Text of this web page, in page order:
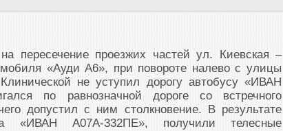
пересечение проезжих частей ул. Киевская –
«Ауди А6», при повороте налево с улицы
не уступил дорогу автобусу «ИВАН
по равнозначной дороге со встречного
допустил с ним столкновение. В результате
«ИВАН А07А-332ПЕ», получили телесные